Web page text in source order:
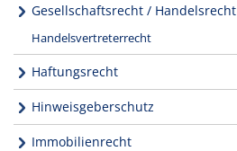
Gesellschaftsrecht / Handelsrecht
Handelsvertreterrecht
Haftungsrecht
Hinweisgeberschutz
Immobilienrecht